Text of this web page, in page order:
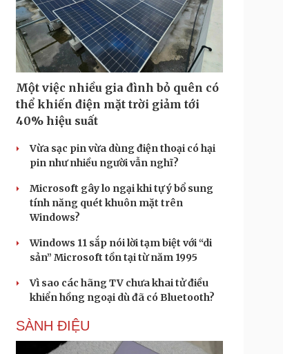
Một việc nhiều gia đình bỏ quên có
thể khiến điện mặt trời giảm tới
40% hiệu suất
Vừa sạc pin vừa dùng điện thoại có hại
pin như nhiều người vẫn nghĩ?
Microsoft gây lo ngại khi tự ý bổ sung
tính năng quét khuôn mặt trên
Windows?
Windows 11 sắp nói lời tạm biệt với “di
sản” Microsoft tồn tại từ năm 1995
Vì sao các hãng TV chưa khai tử điều
khiển hồng ngoại dù đã có Bluetooth?
SÀNH ĐIỆU